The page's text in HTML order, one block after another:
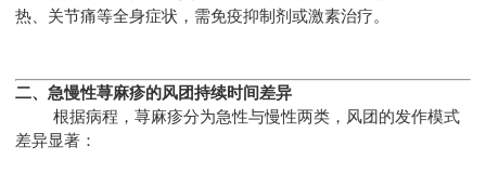
热、关节痛等全身症状，需免疫抑制剂或激素治疗。
二、急慢性荨麻疹的风团持续时间差异
根据病程，荨麻疹分为急性与慢性两类，风团的发作模式
差异显著：